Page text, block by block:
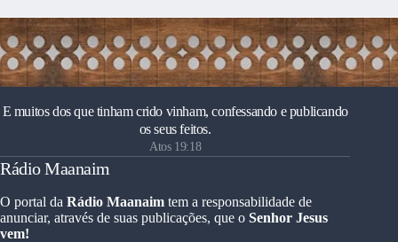
E muitos dos que tinham crido vinham, confessando e publicando
os seus feitos.
Atos 19:18
Rádio Maanaim
O portal da Rádio Maanaim tem a responsabilidade de
anunciar, através de suas publicações, que o Senhor Jesus
vem!